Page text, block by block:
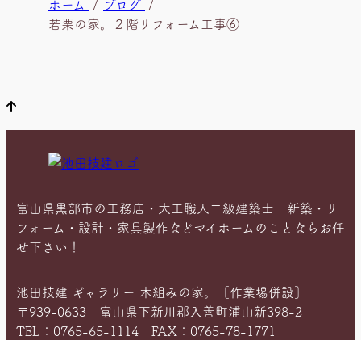
ホーム
ブログ
若栗の家。２階リフォーム工事⑥
富山県黒部市の工務店・大工職人二級建築士 新築・リ
フォーム・設計・家具製作などマイホームのことならお任
せ下さい！
池田技建 ギャラリー 木組みの家。［作業場併設］
〒939-0633 富山県下新川郡入善町浦山新398-2
TEL：0765-65-1114 FAX：0765-78-1771